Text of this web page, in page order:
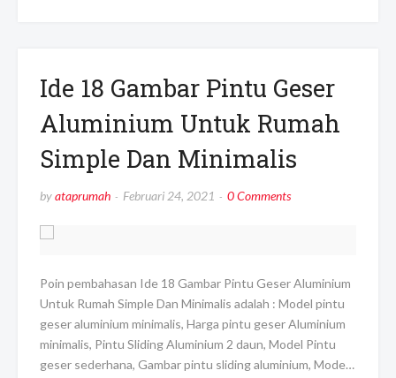
Ide 18 Gambar Pintu Geser
Aluminium Untuk Rumah
Simple Dan Minimalis
byataprumah Februari 24, 2021 0 Comments
Poin pembahasan Ide 18 Gambar Pintu Geser Aluminium
Untuk Rumah Simple Dan Minimalis adalah : Model pintu
geser aluminium minimalis, Harga pintu geser Aluminium
minimalis, Pintu Sliding Aluminium 2 daun, Model Pintu
geser sederhana, Gambar pintu sliding aluminium, Mode…